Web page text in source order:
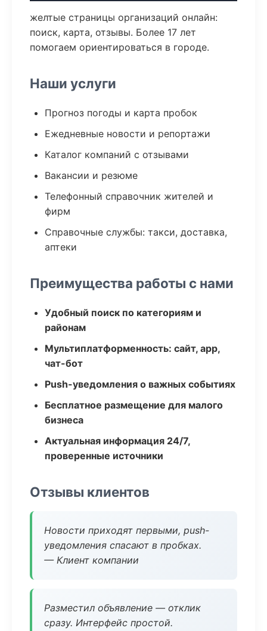
желтые страницы организаций онлайн:
поиск, карта, отзывы. Более 17 лет
помогаем ориентироваться в городе.
Наши услуги
Прогноз погоды и карта пробок
Ежедневные новости и репортажи
Каталог компаний с отзывами
Вакансии и резюме
Телефонный справочник жителей и
фирм
Справочные службы: такси, доставка,
аптеки
Преимущества работы с нами
Удобный поиск по категориям и
районам
Мультиплатформенность: сайт, app,
чат-бот
Push-уведомления о важных событиях
Бесплатное размещение для малого
бизнеса
Актуальная информация 24/7,
проверенные источники
Отзывы клиентов
Новости приходят первыми, push-
уведомления спасают в пробках.
— Клиент компании
Разместил объявление — отклик
сразу. Интерфейс простой.